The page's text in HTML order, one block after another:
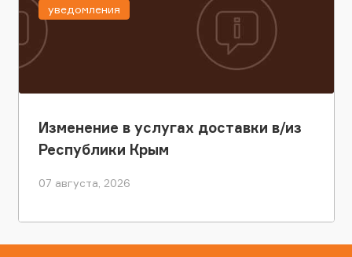
Изменение в услугах доставки в/из
Республики Крым
07 августа, 2026
уведомления